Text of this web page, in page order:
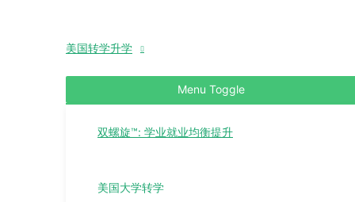
美国转学升学
Menu Toggle
双螺旋™: 学业就业均衡提升
美国大学转学